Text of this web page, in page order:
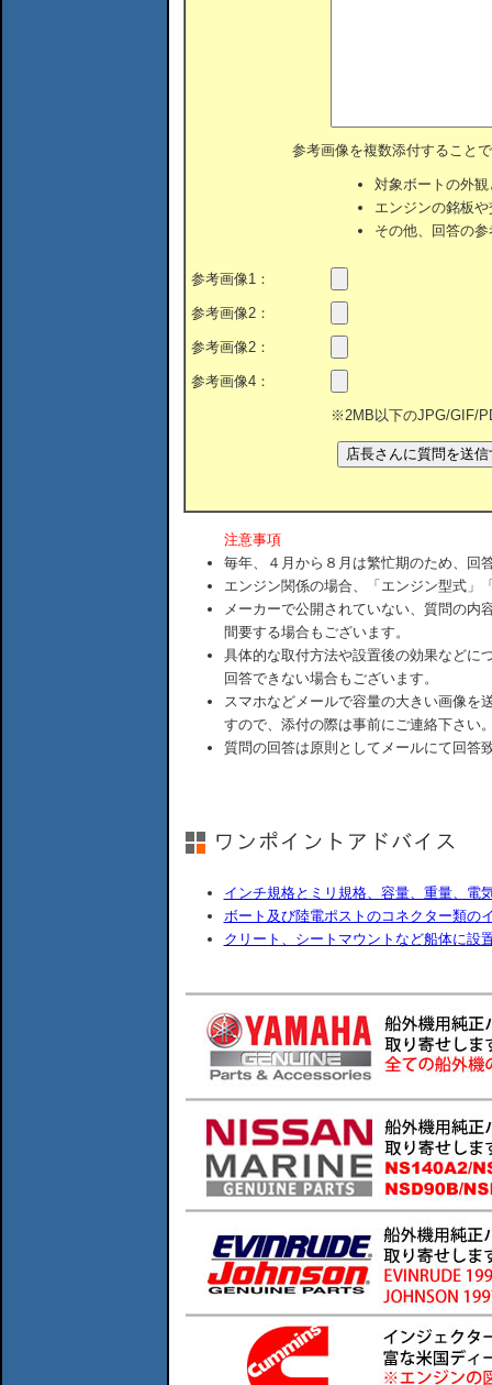
参考画像を複数添付すること
対象ボートの外
エンジンの銘板
その他、回答の
参考画像1：
参考画像2：
参考画像2：
参考画像4：
※2MB以下のJPG/GIF/
注意事項
毎年、４月から８月は繁忙期のため、回
エンジン関係の場合、「エンジン型式」
メーカーで公開されていない、質問の内
間要する場合もございます。
具体的な取付方法や設置後の効果などに
回答できない場合もございます。
スマホなどメールで容量の大きい画像を
すので、添付の際は事前にご連絡下さい
質問の回答は原則としてメールにて回答
インチ規格とミリ規格、容量、重量、電
ボート及び陸電ポストのコネクター類の
クリート、シートマウントなど船体に設